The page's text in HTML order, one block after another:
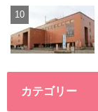
カテゴリー